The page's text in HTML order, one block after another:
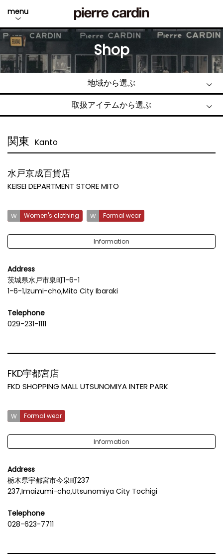
menu
Shop
地域から選ぶ
取扱アイテムから選ぶ
関東 Kanto
水戸京成百貨店
KEISEI DEPARTMENT STORE MITO
Women's clothing Formal wear
Information
Address
茨城県水戸市泉町1-6-1
1-6-1,Izumi-cho,Mito City Ibaraki
Telephone
029-231-1111
FKD宇都宮店
FKD SHOPPING MALL UTSUNOMIYA INTER PARK
Formal wear
Information
Address
栃木県宇都宮市今泉町237
237,Imaizumi-cho,Utsunomiya City Tochigi
Telephone
028-623-7711